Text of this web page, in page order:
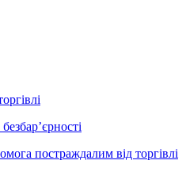
постраждалим від торгівлі